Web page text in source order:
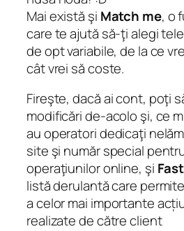
Mai există şi Match me, o
care te ajută să-ţi alegi
de opt variabile, de la ce
cât vrei să coste.
Fireşte, dacă ai cont, poţi
modificări de-acolo şi, ce
au operatori dedicaţi
site şi număr special
operaţiunilor online, şi
listă derulantă care
a celor mai importante
realizate de către client